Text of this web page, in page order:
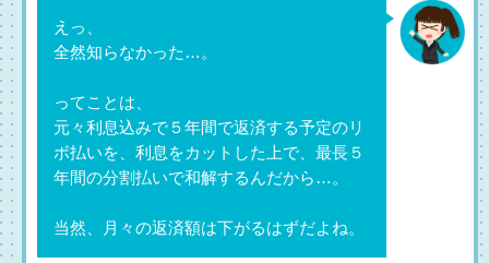
えっ、
全然知らなかった…。
ってことは、
元々利息込みで５年間で返済する予定のリ
ボ払いを、利息をカットした上で、最長５
年間の分割払いで和解するんだから…。
当然、月々の返済額は下がるはずだよね。